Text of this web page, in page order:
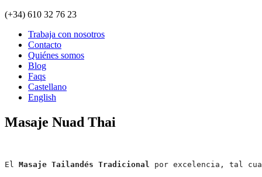
(+34) 610 32 76 23
Trabaja con nosotros
Contacto
Quiénes somos
Blog
Faqs
Castellano
English
Masaje Nuad Thai
El Masaje Tailandés Tradicional por excelencia, tal